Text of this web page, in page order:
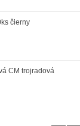
čierny
CM trojradová